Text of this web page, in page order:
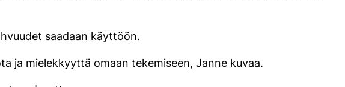
saadaan käyttöön.
ja mielekkyyttä omaan tekemiseen, Janne kuvaa.